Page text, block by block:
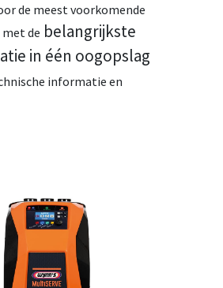
de meest voorkomende
de belangrijkste
in één oogopslag
informatie en